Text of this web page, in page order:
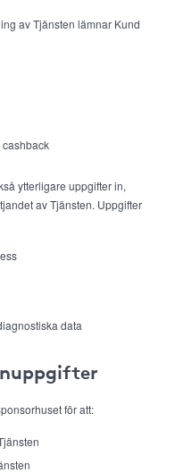
av Tjänsten lämnar Kund
ytterligare uppgifter in,
av Tjänsten. Uppgifter
data
för att: